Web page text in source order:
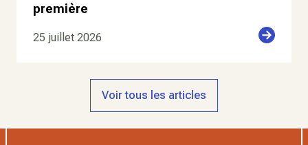
première
25 juillet 2026
Voir tous les articles